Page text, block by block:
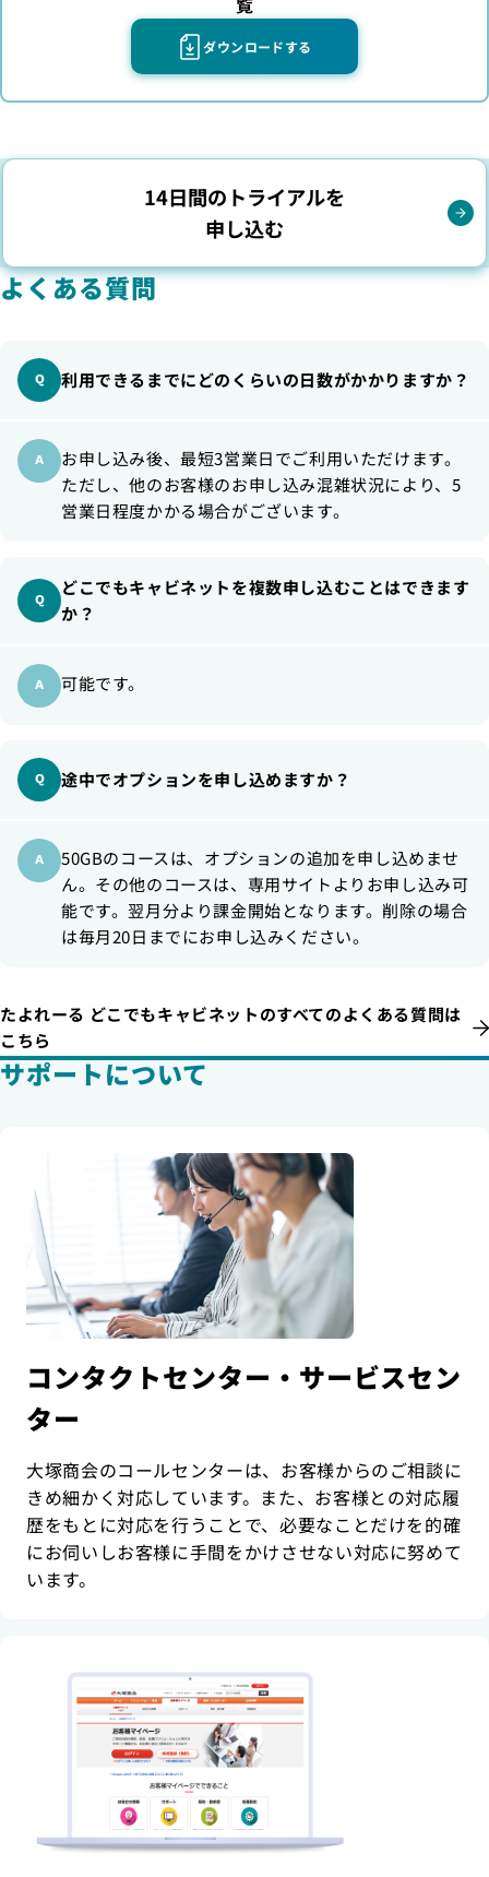
ダウンロードする
14日間のトライアルを
申し込む
よくある質問
利用できるまでにどのくらいの日数がかかりますか？
お申し込み後、最短3営業日でご利用いただけます。
ただし、他のお客様のお申し込み混雑状況により、5
営業日程度かかる場合がございます。
どこでもキャビネットを複数申し込むことはできます
か？
可能です。
途中でオプションを申し込めますか？
50GBのコースは、オプションの追加を申し込めませ
ん。その他のコースは、専用サイトよりお申し込み可
能です。翌月分より課金開始となります。削除の場合
は毎月20日までにお申し込みください。
たよれーる どこでもキャビネットのすべてのよくある質問は
こちら
サポートについて
コンタクトセンター・サービスセン
ター
大塚商会のコールセンターは、お客様からのご相談に
きめ細かく対応しています。また、お客様との対応履
歴をもとに対応を行うことで、必要なことだけを的確
にお伺いしお客様に手間をかけさせない対応に努めて
います。